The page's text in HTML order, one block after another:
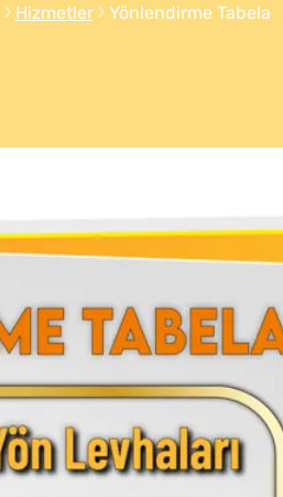
Hizmetler Yönlendirme Tabela